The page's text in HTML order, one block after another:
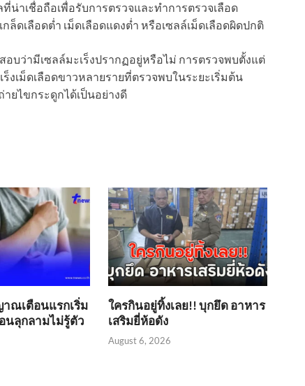
าเชื่อถือเพื่อรับการตรวจและทำการตรวจเลือด
ดเลือดต่ำ เม็ดเลือดแดงต่ำ หรือเซลล์เม็ดเลือดผิดปกติ
บว่ามีเซลล์มะเร็งปรากฏอยู่หรือไม่ การตรวจพบตั้งแต่
งเม็ดเลือดขาวหลายรายที่ตรวจพบในระยะเริ่มต้น
ยไขกระดูกได้เป็นอย่างดี
ณเตือนแรกเริ่ม
นลุกลามไม่รู้ตัว
ใครกินอยู่ทิ้งเลย!! บุกยึด อาหาร
เสริมยี่ห้อดัง
August 6, 2026